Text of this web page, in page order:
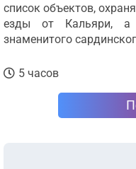
список объектов,
езды от Кальяри,
знаменитого
5 часов